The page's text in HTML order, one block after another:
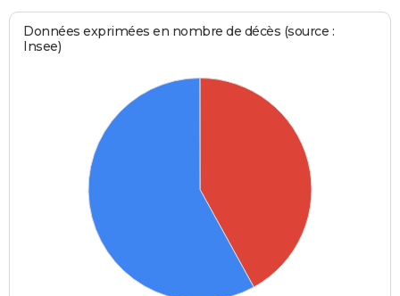
Données exprimées en nombre de décès (source :
Insee)